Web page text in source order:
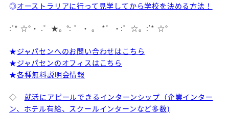
◎オーストラリアに行って見学してから学校を決める方法！
:’* ☆°・ .゜★。°: ゜・ 。 *゜・:゜☆。:’* ☆°
★ジャパセンへのお問い合わせはこちら
★ジャパセンのオフィスはこちら
★各種無料説明会情報
◇ 就活にアピールできるインターンシップ（企業インター
ン、ホテル有給、スクールインターンなど多数)